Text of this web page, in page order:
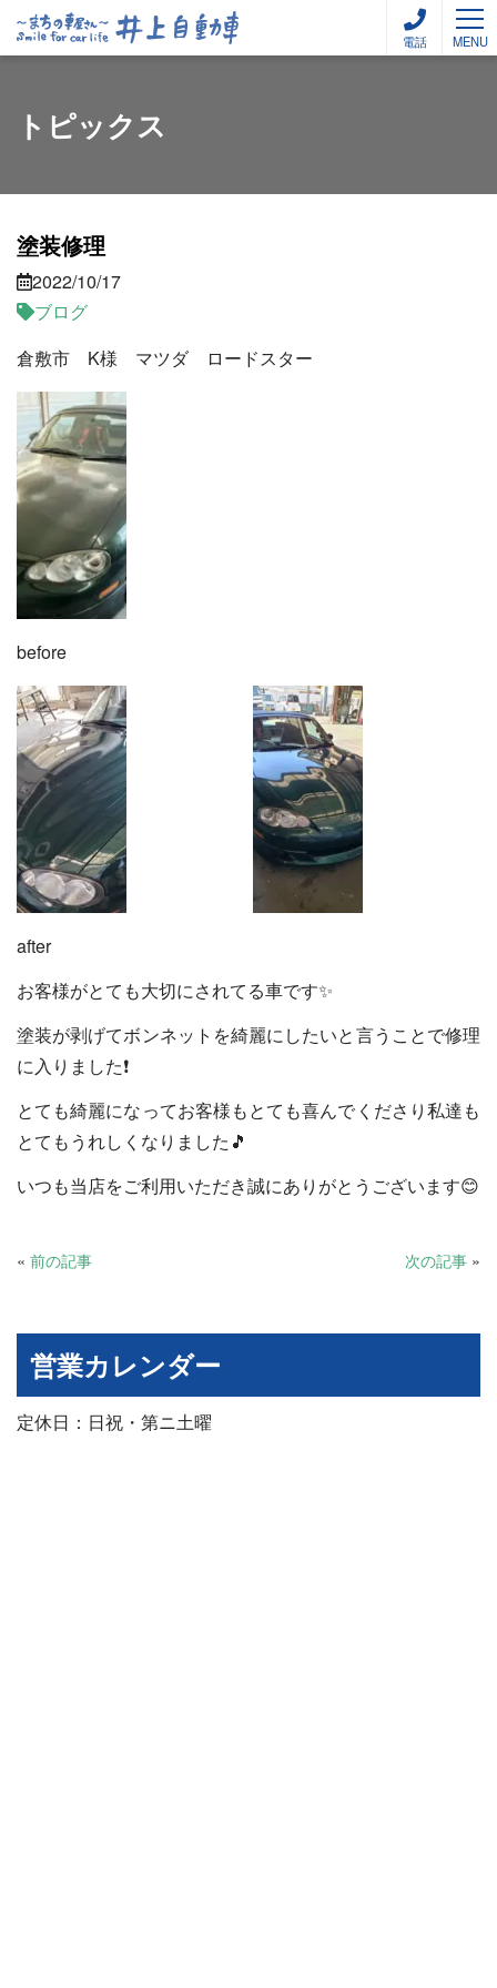
電話 MENU
トピックス
塗装修理
2022/10/17
ブログ
倉敷市 K様 マツダ ロードスター
before
after
お客様がとても大切にされてる車です✨
塗装が剥げてボンネットを綺麗にしたいと言うことで修理
に入りました❗
とても綺麗になってお客様もとても喜んでくださり私達も
とてもうれしくなりました🎵
いつも当店をご利用いただき誠にありがとうございます😊
« 前の記事 次の記事 »
営業カレンダー
定休日：日祝・第ニ土曜